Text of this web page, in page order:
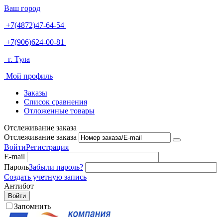
Ваш город
+7(4872)47-64-54
+7(906)624-00-81
г. Тула
Мой профиль
Заказы
Список сравнения
Отложенные товары
Отслеживание заказа
Отслеживание заказа
ВойтиРегистрация
E-mail
ПарольЗабыли пароль?
Создать учетную запись
Антибот
Войти
Запомнить